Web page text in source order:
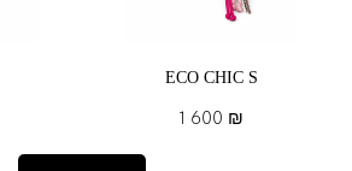
ECO CHIC S
1 600 ₪